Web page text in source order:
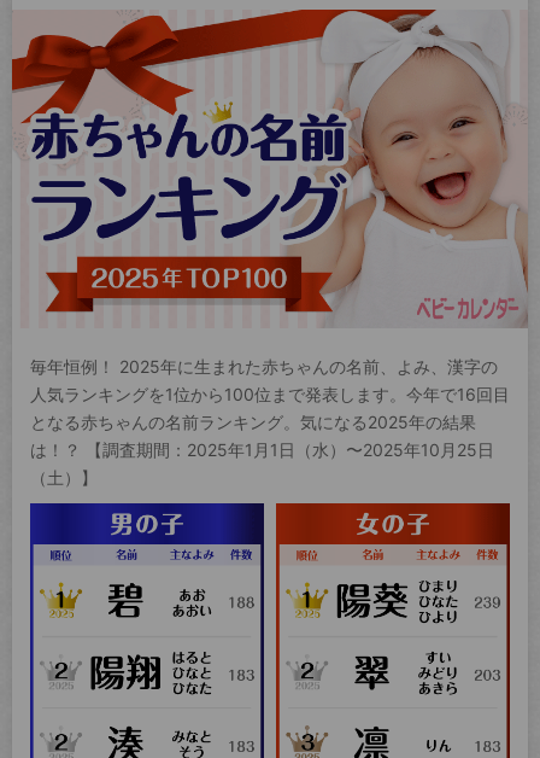
毎年恒例！ 2025年に生まれた赤ちゃんの名前、よみ、漢字の
人気ランキングを1位から100位まで発表します。今年で16回目
となる赤ちゃんの名前ランキング。気になる2025年の結果
は！？ 【調査期間：2025年1月1日（水）〜2025年10月25日
（土）】